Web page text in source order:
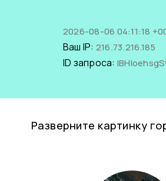
2026-08-06 04:11:18
Ваш IP: 216.73.216.185
ID запроса:
Разверните картинку